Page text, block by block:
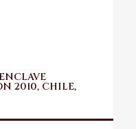
2010, CHILE,